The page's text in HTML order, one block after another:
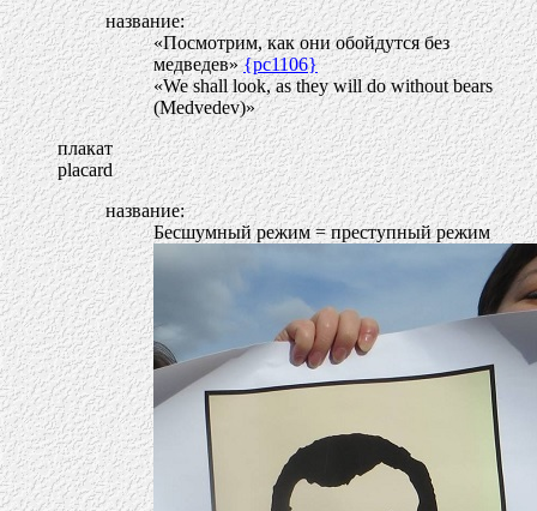
название:
«Посмотрим, как они обойдутся без
медведев»{pc1106}
«We shall look, as they will do without bears
(Medvedev)»
плакат
placard
название:
Бесшумный режим = преступный режим